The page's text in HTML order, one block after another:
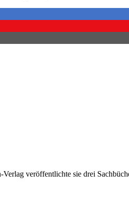
veröffentlichte sie drei